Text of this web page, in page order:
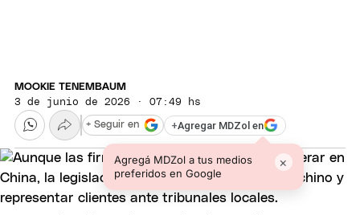
MOOKIE TENEMBAUM
3 de junio de 2026 · 07:49 hs
+Agregar MDZol en
Agregá MDZol a tus medios
preferidos en Google
×
+ Seguir en